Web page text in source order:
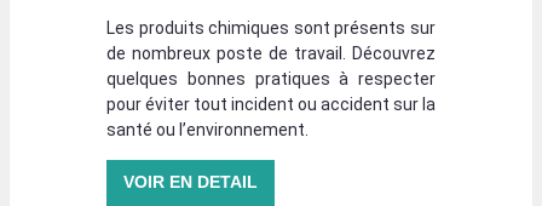
Les produits chimiques sont présents sur
de nombreux poste de travail. Découvrez
quelques bonnes pratiques à respecter
pour éviter tout incident ou accident sur la
santé ou l’environnement.
VOIR EN DETAIL